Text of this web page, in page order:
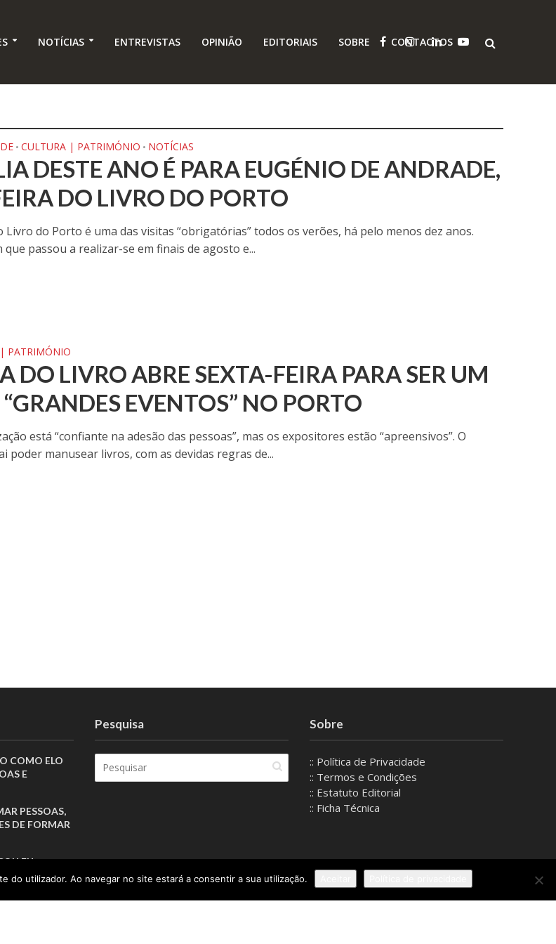
NOTÍCIAS ENTREVISTAS OPINIÃO EDITORIAIS SOBRE CONTACTOS
• CULTURA | PATRIMÓNIO • NOTÍCIAS
DESTE ANO É PARA EUGÉNIO DE ANDRADE,
DO LIVRO DO PORTO
Livro do Porto é uma das visitas “obrigatórias” todos os verões, há pelo menos dez anos.
que passou a realizar-se em finais de agosto e...
PATRIMÓNIO
DO LIVRO ABRE SEXTA-FEIRA PARA SER UM
EVENTOS” NO PORTO
está “confiante na adesão das pessoas”, mas os expositores estão “apreensivos”. O
poder manusear livros, com as devidas regras de...
COMO ELO
E
PESSOAS,
DE FORMAR
EU
Z
A
Pesquisa Sobre
:: Política de Privacidade
:: Termos e Condições
:: Estatuto Editorial
:: Ficha Técnica
do utilizador. Ao navegar no site estará a consentir a sua utilização.